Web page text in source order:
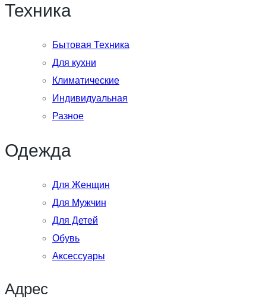
Техника
Бытовая Техника
Для кухни
Климатические
Индивидуальная
Разное
Одежда
Для Женщин
Для Мужчин
Для Детей
Обувь
Аксессуары
Адрес